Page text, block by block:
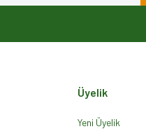
Üyelik
Yeni Üyelik